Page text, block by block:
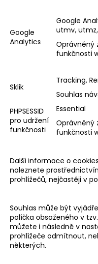
Google
Analytics
Google
utmv,
Oprávněný
funkčnosti
Sklik
Tracking,
Souhlas
PHPSESSID
pro udržení
funkčnosti
Essential
Oprávněný
funkčnosti
Další informace o
naleznete
prohlížečů, nejčastěji v
Souhlas může být
políčka obsaženého v
můžete i následně v
prohlížeče odmítnout,
některých.